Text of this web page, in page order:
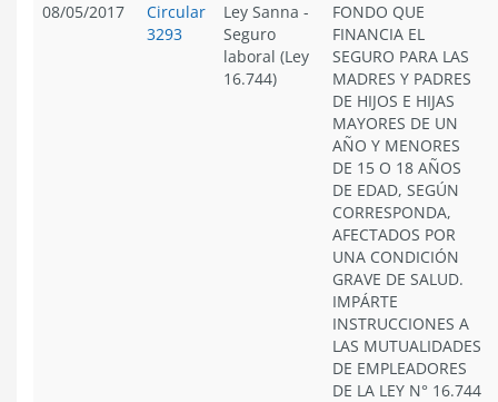
08/05/2017
Circular
3293
Ley Sanna -
Seguro
laboral (Ley
16.744)
FONDO QUE
FINANCIA EL
SEGURO PARA LAS
MADRES Y PADRES
DE HIJOS E HIJAS
MAYORES DE UN
AÑO Y MENORES
DE 15 O 18 AÑOS
DE EDAD, SEGÚN
CORRESPONDA,
AFECTADOS POR
UNA CONDICIÓN
GRAVE DE SALUD.
IMPÁRTE
INSTRUCCIONES A
LAS MUTUALIDADES
DE EMPLEADORES
DE LA LEY N° 16.744